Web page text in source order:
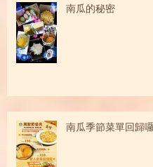
南瓜的秘密
南瓜季節菜單回歸囉